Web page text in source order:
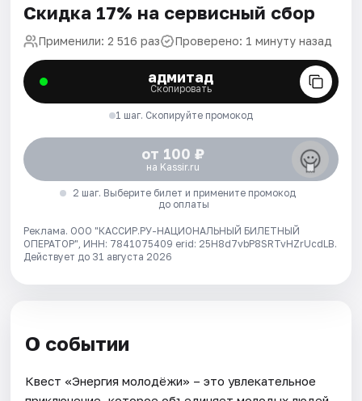
Скидка 17% на сервисный сбор
Применили: 2 516 раз Проверено: 1 минуту назад
адмитад
Скопировать
1 шаг. Скопируйте промокод
от 100 ₽
на Kassir.ru
2 шаг. Выберите билет и примените промокод
до оплаты
Реклама. ООО "КАССИР.РУ-НАЦИОНАЛЬНЫЙ БИЛЕТНЫЙ
ОПЕРАТОР", ИНН: 7841075409 erid: 25H8d7vbP8SRTvHZrUcdLB.
Действует до 31 августа 2026
О событии
Квест «Энергия молодёжи» – это увлекательное